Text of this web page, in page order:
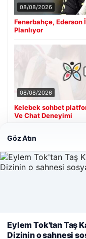
08/08/2026
Fenerbahçe, Ederson
Planlıyor
08/08/2026
Kelebek sohbet
Ve Chat Deneyimi
Son Eklenen
Web sitemizi nasıl
kullanıyoruz.Çerez
Göz Atın
Eylem Tok'tan Taş
Dizinin o sahnesi